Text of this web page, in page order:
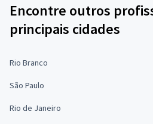
Encontre outros
principais cidades
Rio Branco
São Paulo
Rio de Janeiro